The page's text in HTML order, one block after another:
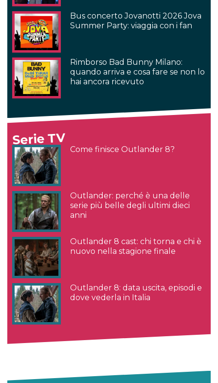
Bus concerto Jovanotti 2026 Jova
Summer Party: viaggia con i fan
Rimborso Bad Bunny Milano:
quando arriva e cosa fare se non lo
hai ancora ricevuto
Serie TV
Come finisce Outlander 8?
Outlander: perché è una delle
serie più belle degli ultimi dieci
anni
Outlander 8 cast: chi torna e chi è
nuovo nella stagione finale
Outlander 8: data uscita, episodi e
dove vederla in Italia